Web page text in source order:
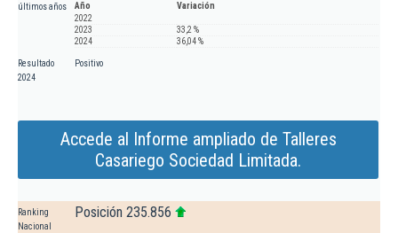
últimos años
Año
Variación
2022
2023
33,2 %
2024
36,04 %
Resultado
2024
Positivo
Accede al Informe ampliado de Talleres
Casariego Sociedad Limitada.
Ranking
Nacional
Posición 235.856